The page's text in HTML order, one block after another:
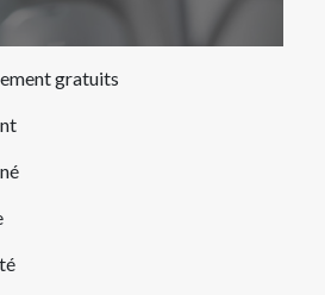
gratuits